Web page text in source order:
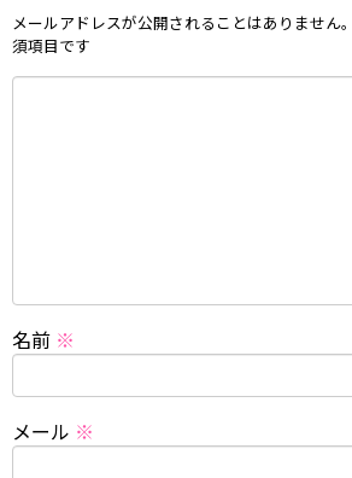
メールアドレスが公開されることはありません。
須項目です
名前 ※
メール ※